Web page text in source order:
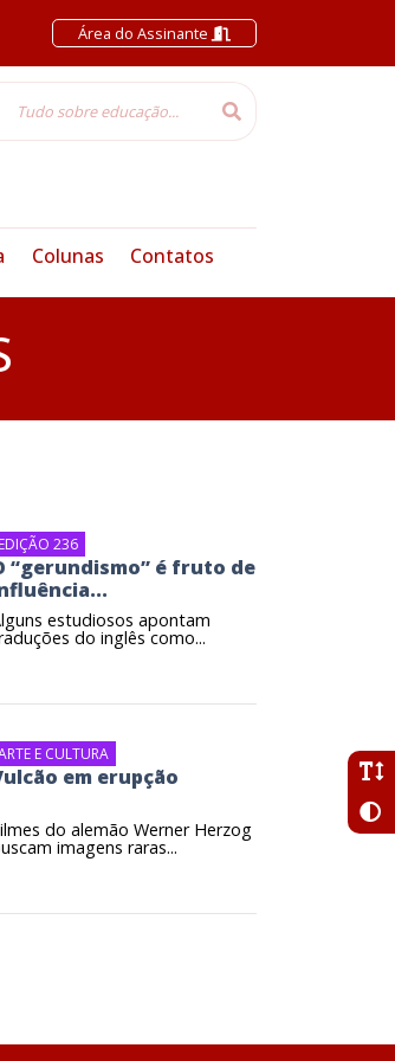
Área do Assinante
Colunas Contatos
EDIÇÃO 236
“gerundismo” é fruto de
estudiosos apontam
do inglês como...
E CULTURA
em erupção
do alemão Werner Herzog
imagens raras...